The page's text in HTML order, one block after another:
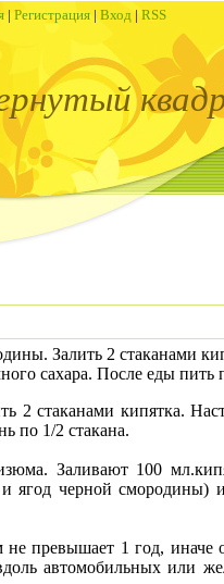
| Регистрация | Вход | RSS
Залить 2 стаканами
сахара. После еды пить
кипятка.
по 1/2 стакана.
Заливают 100
ягод черной смородины)
превышает 1 год, иначе
автомобильных или